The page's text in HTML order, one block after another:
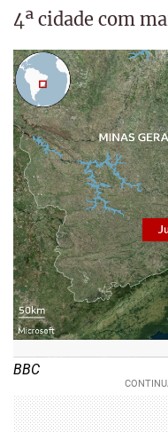
4ª cidade com
BBC